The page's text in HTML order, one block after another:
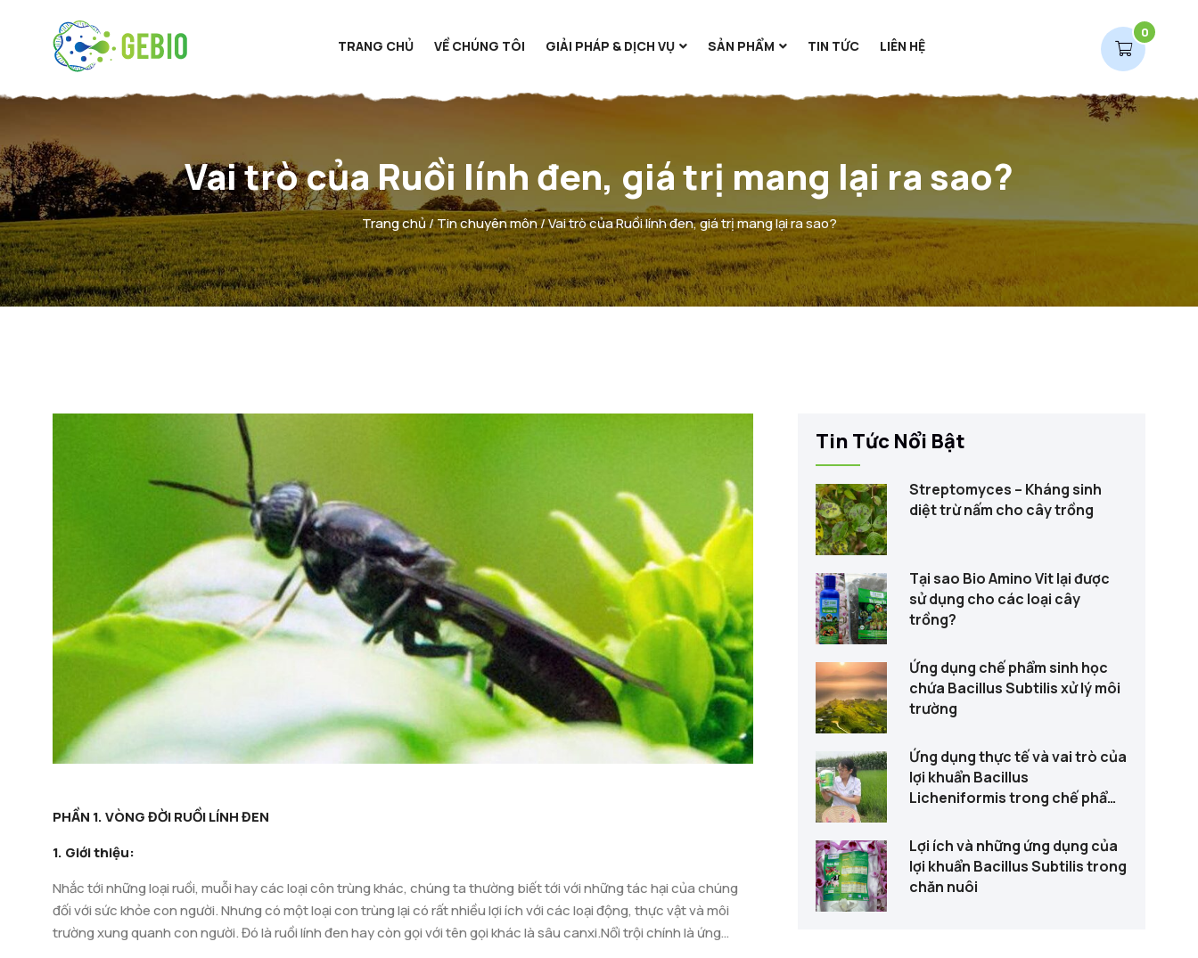
TRANG CHỦ VỀ CHÚNG TÔI GIẢI PHÁP & DỊCH VỤ SẢN PHẨM TIN TỨC LIÊN HỆ
0
Vai trò của Ruồi lính đen, giá trị mang lại ra sao?
Trang chủ/Tin chuyên môn/ Vai trò của Ruồi lính đen, giá trị mang lại ra sao?
PHẦN 1. VÒNG ĐỜI RUỒI LÍNH ĐEN
1. Giới thiệu:
Nhắc tới những loại ruồi, muỗi hay các loại côn trùng khác, chúng ta thường biết tới với những tác hại của chúng
đối với sức khỏe con người. Nhưng có một loại con trùng lại có rất nhiều lợi ích với các loại động, thực vật và môi
trường xung quanh con người. Đó là ruồi lính đen hay còn gọi với tên gọi khác là sâu canxi.Nổi trội chính là ứng
Tin Tức Nổi Bật
Streptomyces – Kháng sinh
diệt trừ nấm cho cây trồng
Tại sao Bio Amino Vit lại được
sử dụng cho các loại cây
trồng?
Ứng dụng chế phẩm sinh học
chứa Bacillus Subtilis xử lý môi
trường
Ứng dụng thực tế và vai trò của
lợi khuẩn Bacillus
Licheniformis trong chế phẩm
Lợi ích và những ứng dụng của
lợi khuẩn Bacillus Subtilis trong
chăn nuôi